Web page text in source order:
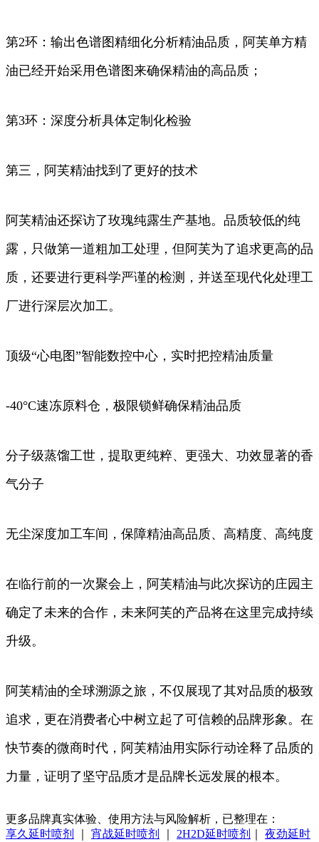
第2环：输出色谱图精细化分析精油品质，阿芙单方精
油已经开始采用色谱图来确保精油的高品质；
第3环：深度分析具体定制化检验
第三，阿芙精油找到了更好的技术
阿芙精油还探访了玫瑰纯露生产基地。品质较低的纯
露，只做第一道粗加工处理，但阿芙为了追求更高的品
质，还要进行更科学严谨的检测，并送至现代化处理工
厂进行深层次加工。
顶级“心电图”智能数控中心，实时把控精油质量
-40°C速冻原料仓，极限锁鲜确保精油品质
分子级蒸馏工世，提取更纯粹、更强大、功效显著的香
气分子
无尘深度加工车间，保障精油高品质、高精度、高纯度
在临行前的一次聚会上，阿芙精油与此次探访的庄园主
确定了未来的合作，未来阿芙的产品将在这里完成持续
升级。
阿芙精油的全球溯源之旅，不仅展现了其对品质的极致
追求，更在消费者心中树立起了可信赖的品牌形象。在
快节奏的微商时代，阿芙精油用实际行动诠释了品质的
力量，证明了坚守品质才是品牌长远发展的根本。
更多品牌真实体验、使用方法与风险解析，已整理在：
享久延时喷剂
宵战延时喷剂 2H2D延时喷剂 夜劲延时